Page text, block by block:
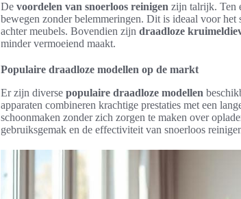
De voordelen van snoerloos reinigen zijn talrijk. Ten
bewegen zonder belemmeringen. Dit is ideaal voor
achter meubels. Bovendien zijn draadloze
minder vermoeiend maakt.
Populaire draadloze modellen op de markt
Er zijn diverse populaire draadloze modellen
apparaten combineren krachtige prestaties met een
schoonmaken zonder zich zorgen te maken over
gebruiksgemak en de effectiviteit van snoerloos